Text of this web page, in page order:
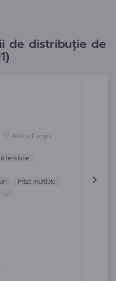
de distribuţie de
Africa, Europa
tensiune
Prize multiple
...